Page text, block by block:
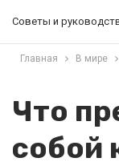
Советы и
Главная В мире
Что
собой